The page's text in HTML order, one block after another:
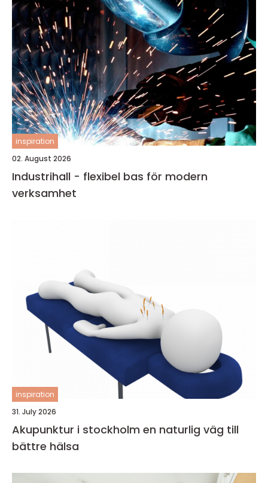
inspiration
02. August 2026
Industrihall - flexibel bas för modern
verksamhet
inspiration
31. July 2026
Akupunktur i stockholm en naturlig väg till
bättre hälsa